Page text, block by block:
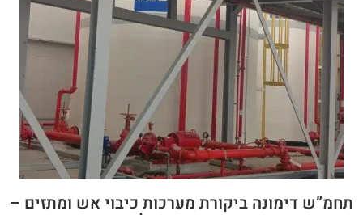
תחמ”ש דימונה ביקורת מערכות כיבוי אש ומתזים –